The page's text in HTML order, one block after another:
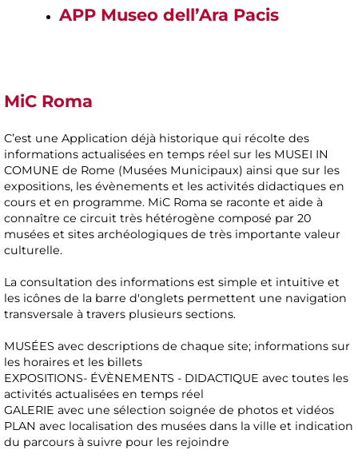
APP Museo dell’Ara Pacis
MiC Roma
C’est une Application déjà historique qui récolte des
informations actualisées en temps réel sur les MUSEI IN
COMUNE de Rome (Musées Municipaux) ainsi que sur les
expositions, les évènements et les activités didactiques en
cours et en programme. MiC Roma se raconte et aide à
connaître ce circuit très hétérogène composé par 20
musées et sites archéologiques de très importante valeur
culturelle.
La consultation des informations est simple et intuitive et
les icônes de la barre d'onglets permettent une navigation
transversale à travers plusieurs sections.
MUSÉES avec descriptions de chaque site; informations sur
les horaires et les billets
EXPOSITIONS- ÉVÈNEMENTS - DIDACTIQUE avec toutes les
activités actualisées en temps réel
GALERIE avec une sélection soignée de photos et vidéos
PLAN avec localisation des musées dans la ville et indication
du parcours à suivre pour les rejoindre